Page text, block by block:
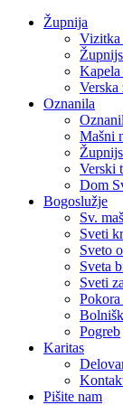
Župnija
Vizitka
Kapela
Verska
Oznanila
Mašni
Verski
Dom
Bogoslužje
Sv.
Sveti
Sveto
Sveta
Sveti
Pokora
Pogreb
Karitas
Pišite nam